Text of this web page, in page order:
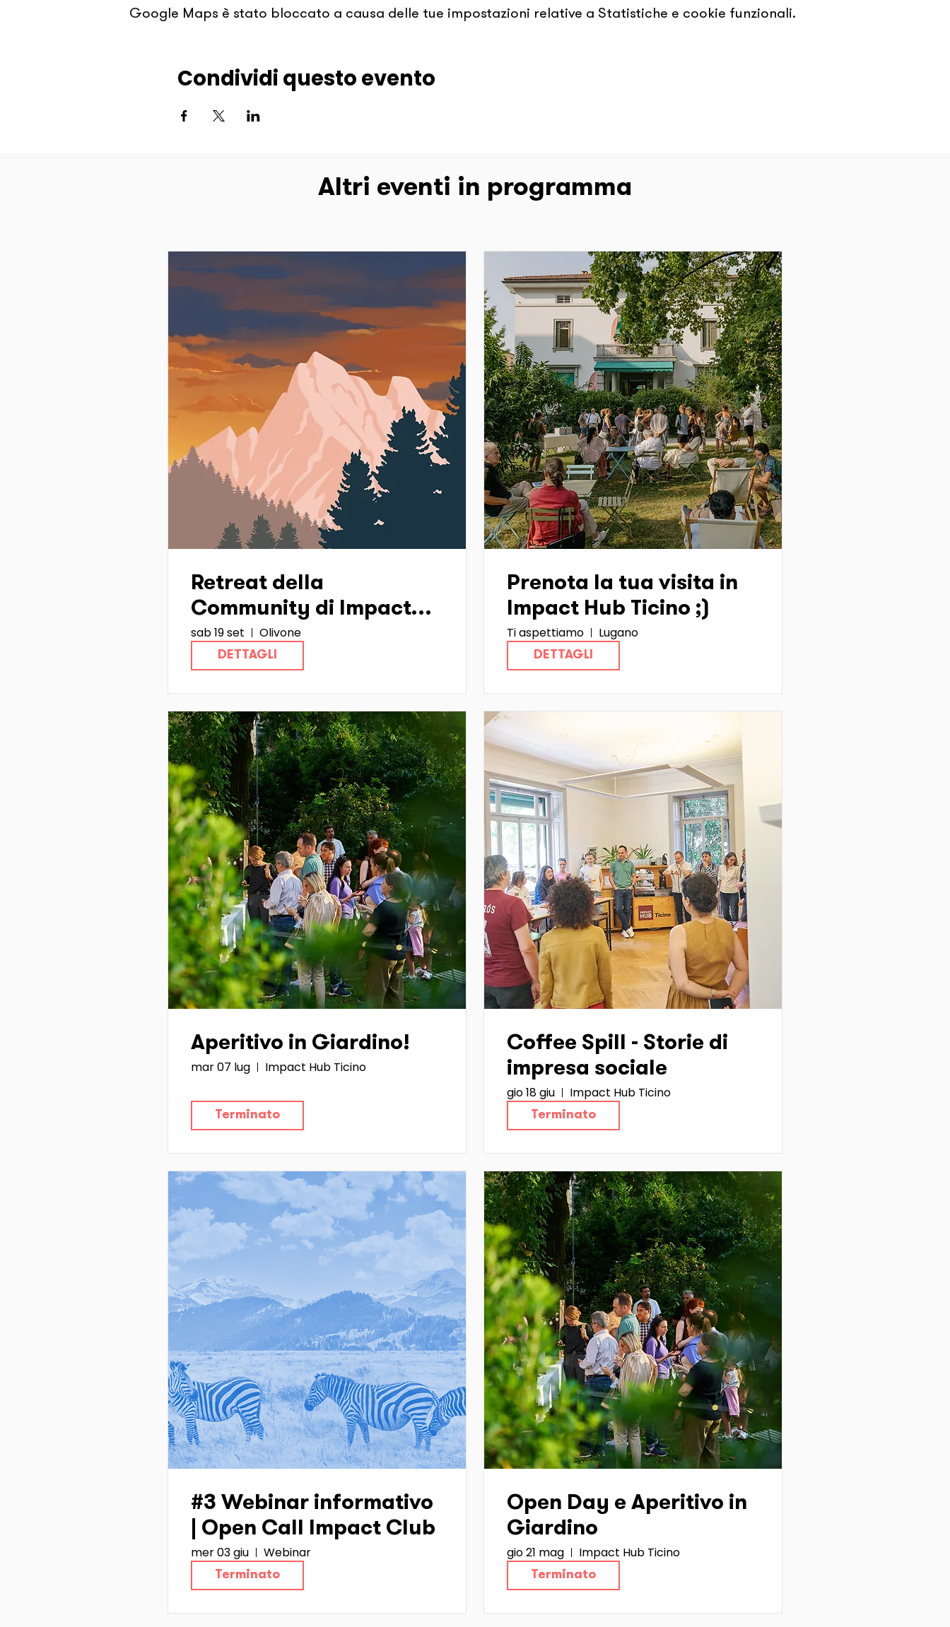
Google Maps è stato bloccato a causa delle tue impostazioni relative a Statistiche e cookie funzionali.
Condividi questo evento
Altri eventi in programma
Retreat della
Community di Impact
Hub Ticino :)
sab 19 set Olivone
DETTAGLI
Prenota la tua visita in
Impact Hub Ticino ;)
Ti aspettiamo Lugano
DETTAGLI
Aperitivo in Giardino!
mar 07 lug Impact Hub Ticino
Terminato
Coffee Spill - Storie di
impresa sociale
gio 18 giu Impact Hub Ticino
Terminato
#3 Webinar informativo
| Open Call Impact Club
mer 03 giu Webinar
Terminato
Open Day e Aperitivo in
Giardino
gio 21 mag Impact Hub Ticino
Terminato